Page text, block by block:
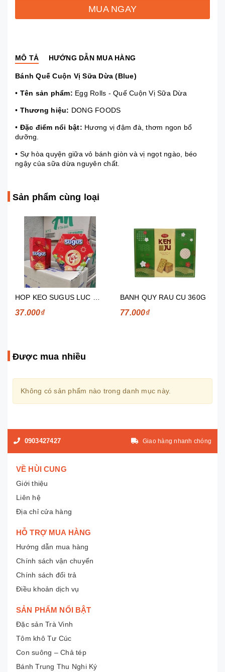
MUA NGAY
MÔ TẢ HƯỚNG DẪN MUA HÀNG
Bánh Quế Cuộn Vị Sữa Dừa (Blue)
• Tên sản phẩm: Egg Rolls - Quế Cuộn Vị Sữa Dừa
• Thương hiệu: DONG FOODS
• Đặc điểm nổi bật: Hương vị đậm đà, thơm ngon bổ
dưỡng.
• Sự hòa quyện giữa vỏ bánh giòn và vị ngọt ngào, béo
ngậy của sữa dừa nguyên chất.
Sản phẩm cùng loại
HOP KEO SUGUS LUC GIAC 210G 70 VIEN x 3G
37.000₫
BANH QUY RAU CU 360G
77.000₫
Được mua nhiều
Không có sản phẩm nào trong danh mục này.
0903427427 Giao hàng nhanh chóng
VỀ HÙI CUNG
Giới thiệu
Liên hệ
Địa chỉ cửa hàng
HỖ TRỢ MUA HÀNG
Hướng dẫn mua hàng
Chính sách vận chuyển
Chính sách đổi trả
Điều khoản dịch vụ
SẢN PHẨM NỔI BẬT
Đặc sản Trà Vinh
Tôm khô Tư Cúc
Con suông – Chả tép
Bánh Trung Thu Nghi Ký